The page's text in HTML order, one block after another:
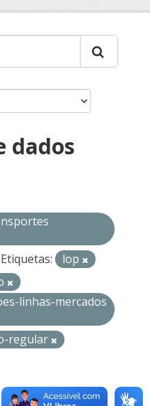
dados
Etiquetas:
lop
linhas-mercados
regular